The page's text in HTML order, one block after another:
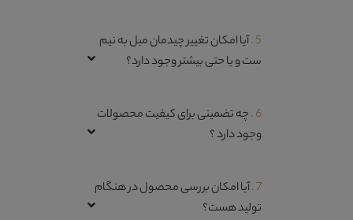
5 . آیا امکان تغییر چیدمان مبل به نیم
ست و یا حتی بیشتر وجود دارد؟
6 . چه تضمینی برای کیفیت محصولات
وجود دارد ؟
7 . آیا امکان بررسی محصول در هنگام
تولید هست؟